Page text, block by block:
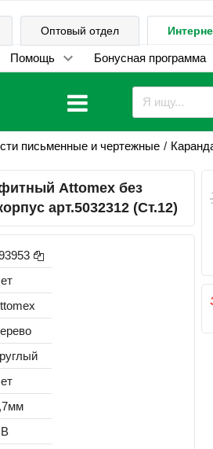
Оптовый отдел
Помощь Бонусная программа
письменные и чертежные
Attomex без
арт.5032312 (Ст.12)